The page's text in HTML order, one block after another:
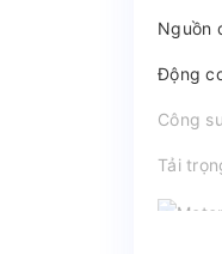
Nguồn
Động
Công
Tải